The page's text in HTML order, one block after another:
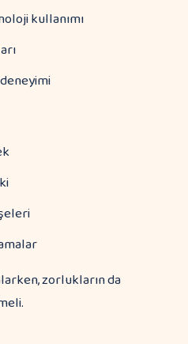
kullanımı
zorlukların da